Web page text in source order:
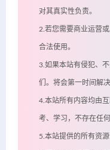
对其真实性负责。
2.若您需要商业运营
合法使用。
3.如果本站有侵犯、
们。将会第一时间解决
4.本站所有内容均由
考、学习，不存在任
5.本站提供的所有资